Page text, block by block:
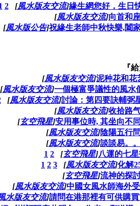
2 [風水版友交流]緣生網您好，生日
[風水版友交流]向首和
[風水版公告]祝緣生老師中秋快樂,闔
『
[風水版友交流]泥种花和花
[風水版友交流]一個極富爭議性的風水
[風水版友交流]討論：第四要訣輔弼
[風水版友交流]收拾路气
[玄空飛星]安用事位時, 其坐向不
[風水版友交流]陰陽五行問
[風水版友交流]談談易。。
1 2 [玄空飛星]八運的七
1 2 3 [風水版友交流]化解
[玄空飛星]流神的探
[風水版友交流]中國女風水師海外
水版友交流]請問在港那裡有可供購